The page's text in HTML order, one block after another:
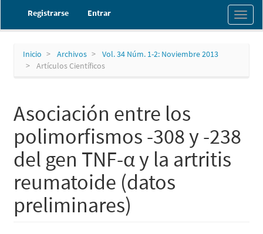
principal
Contenido
Barra
lateral
Registrarse Entrar
Toggle
Inicio Archivos
Vol. 34 Núm. 1-2: Noviembre 2013
Artículos Científicos
Asociación entre los
polimorfismos -308 y -238
del gen TNF-α y la artritis
reumatoide (datos
preliminares)